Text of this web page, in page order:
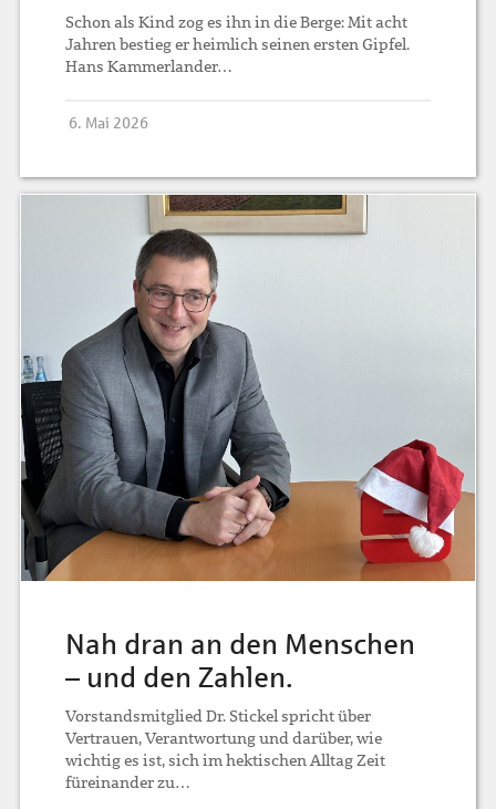
Schon als Kind zog es ihn in die Berge: Mit acht
Jahren bestieg er heimlich seinen ersten Gipfel.
Hans Kammerlander…
6. Mai 2026
Nah dran an den Menschen
– und den Zahlen.
Vorstandsmitglied Dr. Stickel spricht über
Vertrauen, Verantwortung und darüber, wie
wichtig es ist, sich im hektischen Alltag Zeit
füreinander zu…